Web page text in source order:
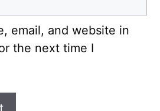
email, and website in
the next time I